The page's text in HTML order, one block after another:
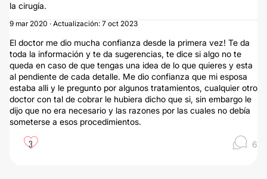
la cirugía.
9 mar 2020 · Actualización: 7 oct 2023
El doctor me dio mucha confianza desde la primera vez! Te da
toda la información y te da sugerencias, te dice si algo no te
queda en caso de que tengas una idea de lo que quieres y esta
al pendiente de cada detalle. Me dio confianza que mi esposa
estaba alli y le pregunto por algunos tratamientos, cualquier otro
doctor con tal de cobrar le hubiera dicho que si, sin embargo le
dijo que no era necesario y las razones por las cuales no debía
someterse a esos procedimientos.
3 6